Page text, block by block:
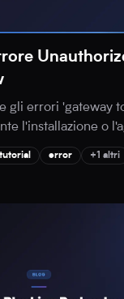
gli errori 'gateway
l'installazione o
tutorial error +1 altri